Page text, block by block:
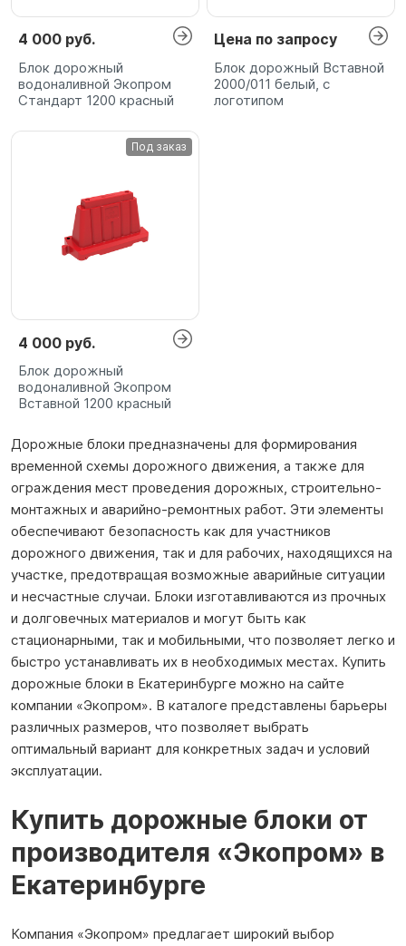
4 000 руб.
Блок дорожный
водоналивной Экопром
Стандарт 1200 красный
Цена по запросу
Блок дорожный Вставной
2000/011 белый, с
логотипом
Под заказ
4 000 руб.
Блок дорожный
водоналивной Экопром
Вставной 1200 красный
Дорожные блоки предназначены для формирования
временной схемы дорожного движения, а также для
ограждения мест проведения дорожных, строительно-
монтажных и аварийно-ремонтных работ. Эти элементы
обеспечивают безопасность как для участников
дорожного движения, так и для рабочих, находящихся на
участке, предотвращая возможные аварийные ситуации
и несчастные случаи. Блоки изготавливаются из прочных
и долговечных материалов и могут быть как
стационарными, так и мобильными, что позволяет легко и
быстро устанавливать их в необходимых местах. Купить
дорожные блоки в Екатеринбурге можно на сайте
компании «Экопром». В каталоге представлены барьеры
различных размеров, что позволяет выбрать
оптимальный вариант для конкретных задач и условий
эксплуатации.
Купить дорожные блоки от
производителя «Экопром» в
Екатеринбурге
Компания «Экопром» предлагает широкий выбор